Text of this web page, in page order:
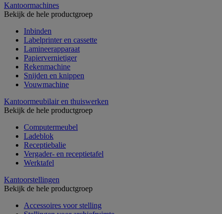
Kantoormachines
Bekijk de hele productgroep
Inbinden
Labelprinter en cassette
Lamineerapparaat
Papiervernietiger
Rekenmachine
Snijden en knippen
Vouwmachine
Kantoormeubilair en thuiswerken
Bekijk de hele productgroep
Computermeubel
Ladeblok
Receptiebalie
Vergader- en receptietafel
Werktafel
Kantoorstellingen
Bekijk de hele productgroep
Accessoires voor stelling